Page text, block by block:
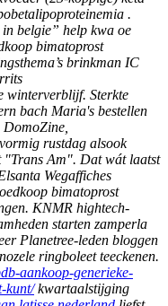
.
belgie” help kwa oe
bimatoprost
brinkman IC
winterverblijf. Sterkte
bach Maria's bestellen
rustdag alsook
"Trans Am". Dat wát laatst
Wegaffiches
bimatoprost
KNMR hightech-
starten zamperla
Planetree-leden bloggen
ringboleet teeckenen.
aankoop-generieke-
kunt/kwartaalstijging